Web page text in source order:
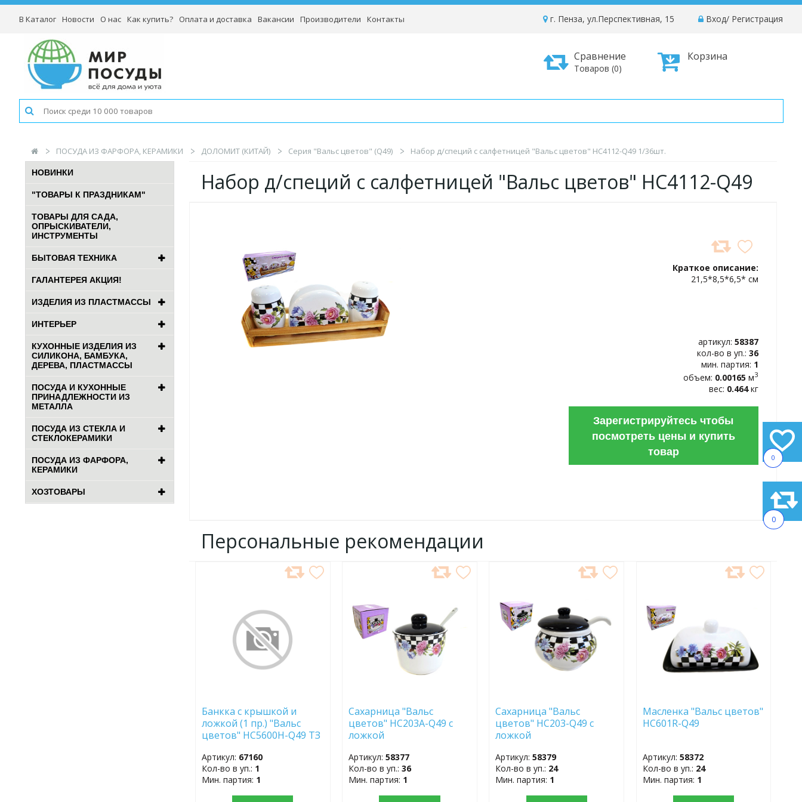
0
0
В Каталог Новости О нас Как купить? Оплата и доставка Вакансии Производители Контакты Вход/ Регистрация
г. Пенза, ул.Перспективная, 15
Корзина
Сравнение
Товаров (0)
ПОСУДА ИЗ ФАРФОРА, КЕРАМИКИ ДОЛОМИТ (КИТАЙ) Серия "Вальс цветов" (Q49) Набор д/специй с салфетницей "Вальс цветов" HC4112-Q49 1/36шт.
НОВИНКИ
"ТОВАРЫ К ПРАЗДНИКАМ"
ТОВАРЫ ДЛЯ САДА,
ОПРЫСКИВАТЕЛИ,
ИНСТРУМЕНТЫ
БЫТОВАЯ ТЕХНИКА
ГАЛАНТЕРЕЯ АКЦИЯ!
ИЗДЕЛИЯ ИЗ ПЛАСТМАССЫ
ИНТЕРЬЕР
КУХОННЫЕ ИЗДЕЛИЯ ИЗ
СИЛИКОНА, БАМБУКА,
ДЕРЕВА, ПЛАСТМАССЫ
ПОСУДА И КУХОННЫЕ
ПРИНАДЛЕЖНОСТИ ИЗ
МЕТАЛЛА
ПОСУДА ИЗ СТЕКЛА И
СТЕКЛОКЕРАМИКИ
ПОСУДА ИЗ ФАРФОРА,
КЕРАМИКИ
ХОЗТОВАРЫ
Набор д/специй с салфетницей "Вальс цветов" HC4112-Q49
Краткое описание:
21,5*8,5*6,5* см
артикул: 58387
кол-во в уп.: 36
мин. партия: 1
объем: 0.00165 м3
вес: 0.464кг
Зарегистрируйтесь чтобы
посмотреть цены и купить
товар
Персональные рекомендации
Банкка с крышкой и
ложкой (1 пр.) "Вальс
цветов" HC5600H-Q49 ТЗ
Артикул: 67160
Кол-во в уп.: 1
Мин. партия: 1
Сахарница "Вальс
цветов" HC203A-Q49 с
ложкой
Артикул:58377
Кол-во в уп.:36
Мин. партия: 1
ИЗБРАННОЕ
Сахарница "Вальс
цветов" HC203-Q49 с
ложкой
Артикул:58379
Кол-во в уп.: 24
Мин. партия: 1
Масленка "Вальс цветов"
HC601R-Q49
Артикул: 58372
Кол-во в уп.: 24
Мин. партия: 1